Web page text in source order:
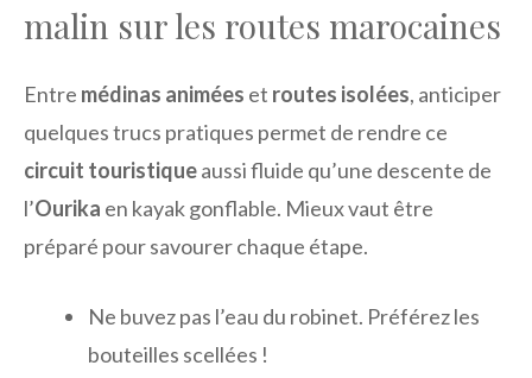
malin sur les routes marocaines
Entre médinas animées et routes isolées, anticiper
quelques trucs pratiques permet de rendre ce
circuit touristiqueaussi fluide qu’une descente de
l’Ourika en kayak gonflable. Mieux vaut être
préparé pour savourer chaque étape.
Ne buvez pas l’eau du robinet. Préférez les
bouteilles scellées !